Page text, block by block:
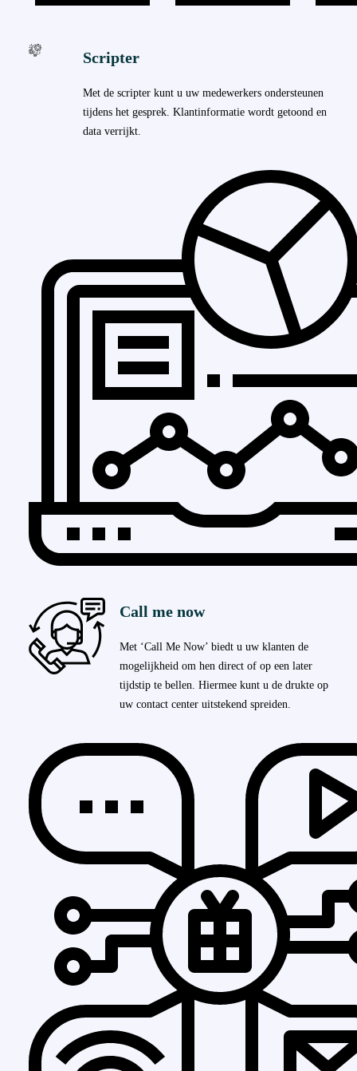
Scripter
Met de scripter kunt u uw medewerkers ondersteunen
tijdens het gesprek. Klantinformatie wordt getoond en
data verrijkt.
Call me now
Met ‘Call Me Now’ biedt u uw klanten de
mogelijkheid om hen direct of op een later
tijdstip te bellen. Hiermee kunt u de drukte op
uw contact center uitstekend spreiden.